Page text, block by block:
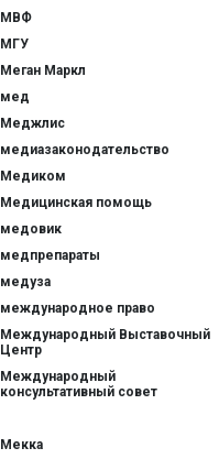
МВФ
МГУ
Меган Маркл
мед
Меджлис
медиазаконодательство
Медиком
Медицинская помощь
медовик
медпрепараты
медуза
международное право
Международный Выставочный
Центр
Международный
консультативный совет
Мекка